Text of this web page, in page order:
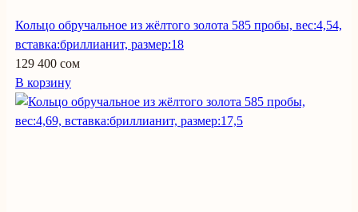
Кольцо обручальное из жёлтого золота 585 пробы, вес:4,54,
вставка:бриллианит, размер:18
129 400 сом
В корзину